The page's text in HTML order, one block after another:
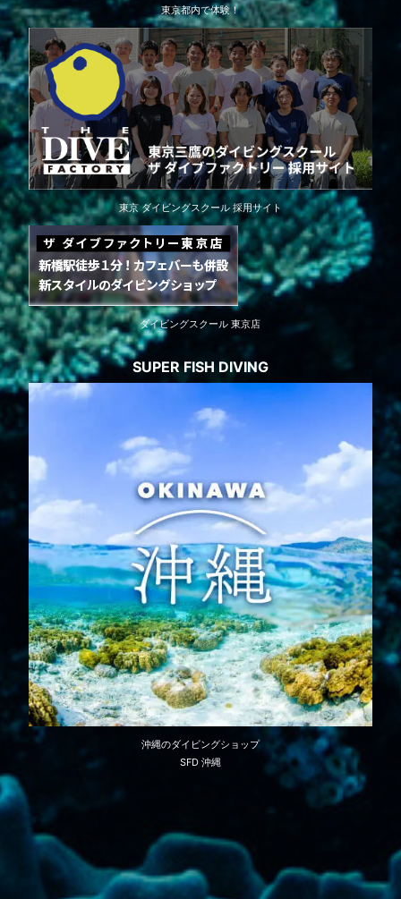
東京都内で体験！
東京 ダイビングスクール 採用サイト
ダイビングスクール 東京店
SUPER FISH DIVING
沖縄のダイビングショップ
SFD 沖縄